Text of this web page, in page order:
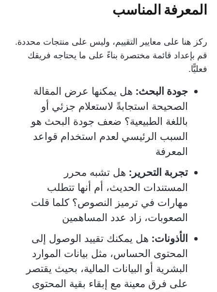
المعرفة المناسب
ركز هنا على معايير التقييم، وليس على منتجات محددة.
قم بإعداد قائمة مختصرة بناءً على ما يحتاجه فريقك
فعليًّا.
جودة البحث: هل يمكنها عرض المقالة
الصحيحة استجابةً لاستعلام جزئي أو
باللغة الطبيعية؟ ضعف جودة البحث هو
السبب الرئيسي لعدم استخدام قواعد
المعرفة
تجربة التحرير: هل تشبه محرر
المستندات الحديث، أم أنها تتطلب
مهارات في ترميز النصوص؟ كلما قلت
الصعوبات، زاد عدد المساهمين
الأذونات: هل يمكنك تقييد الوصول إلى
المحتوى الحساس، مثل بيانات الموارد
البشرية أو البيانات المالية، بحيث يقتصر
على فرق معينة مع إبقاء بقية المحتوى